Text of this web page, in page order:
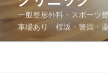
ス
キ
一般整形外科・スポーツ
車場あり 桜坂・警固・